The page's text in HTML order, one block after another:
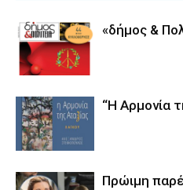
«δήμος &
“Η Αρμονία
Πρώιμη